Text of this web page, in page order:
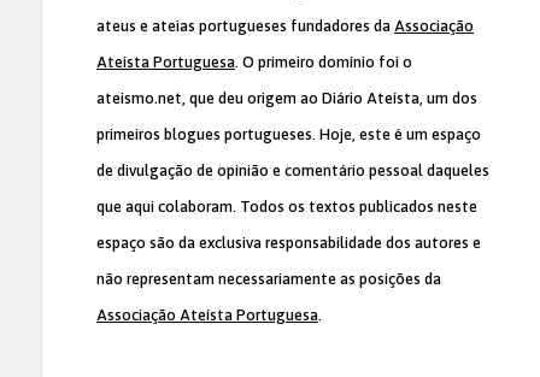
ateus e ateias portugueses fundadores da Associação
Ateísta Portuguesa. O primeiro domínio foi o
ateismo.net, que deu origem ao Diário Ateísta, um dos
primeiros blogues portugueses. Hoje, este é um espaço
de divulgação de opinião e comentário pessoal daqueles
que aqui colaboram. Todos os textos publicados neste
espaço são da exclusiva responsabilidade dos autores e
não representam necessariamente as posições da
Associação Ateísta Portuguesa.